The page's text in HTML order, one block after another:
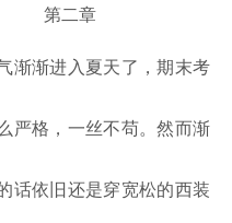
渐进入夏天了，期末考
严格，一丝不苟。然而渐
话依旧还是穿宽松的西装